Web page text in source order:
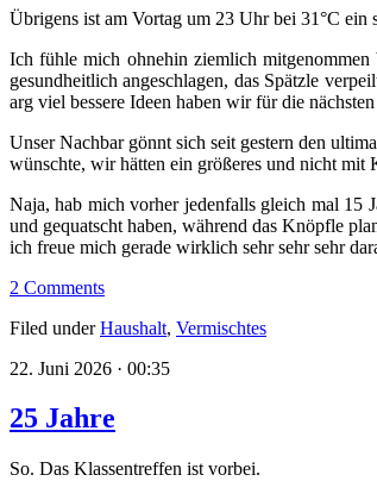
Übrigens ist am Vortag um 23 Uhr bei 31°C ein
Ich fühle mich ohnehin ziemlich
gesundheitlich angeschlagen, das Spätzle
arg viel bessere Ideen haben wir für die
Unser Nachbar gönnt sich seit gestern den
wünschte, wir hätten ein größeres und nicht mit
Naja, hab mich vorher jedenfalls gleich mal 15
und gequatscht haben, während das Knöpfle
ich freue mich gerade wirklich sehr sehr sehr
2 Comments
Filed underHaushalt, Vermischtes
22. Juni 2026 · 00:35
25 Jahre
So. Das Klassentreffen ist vorbei.